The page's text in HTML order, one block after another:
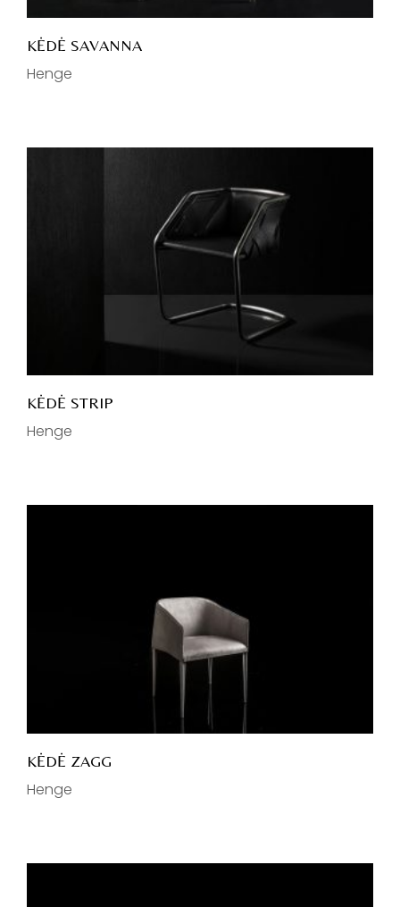
KĖDĖ SAVANNA
Henge
KĖDĖ STRIP
Henge
KĖDĖ ZAGG
Henge